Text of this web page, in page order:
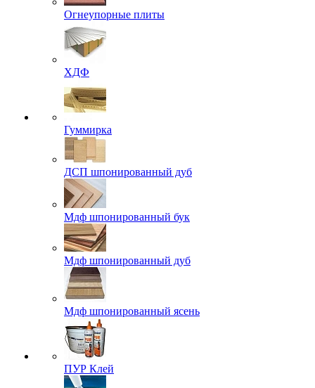
Огнеупорные плиты
ХДФ
Гуммирка
ДСП шпонированный дуб
Мдф шпонированный бук
Мдф шпонированный дуб
Мдф шпонированный ясень
ПУР Клей